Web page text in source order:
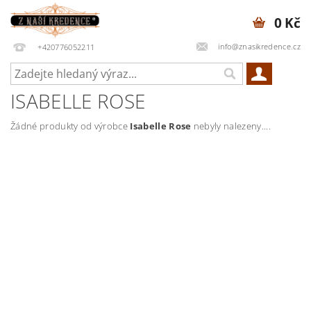
+420776052211 info@znasikredence.cz
0 Kč
ISABELLE ROSE
Žádné produkty od výrobce Isabelle Rose nebyly nalezeny....